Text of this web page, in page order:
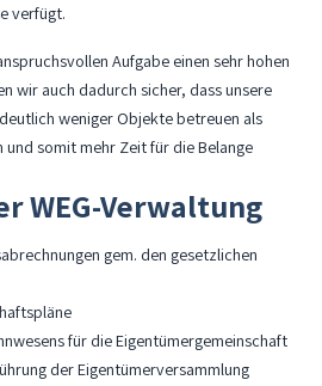
verfügt.
Aufgabe einen sehr hohen
wir auch dadurch sicher, dass unsere
weniger Objekte betreuen als
somit mehr Zeit für die Belange
WEG-Verwaltung
gem. den gesetzlichen
für die Eigentümergemeinschaft
der Eigentümerversammlung